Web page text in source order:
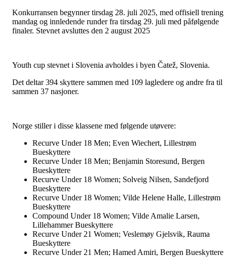
Konkurransen begynner tirsdag 28. juli 2025, med offisiell trening
mandag og innledende runder fra tirsdag 29. juli med påfølgende
finaler. Stevnet avsluttes den 2 august 2025
Youth cup stevnet i Slovenia avholdes i byen Čatež, Slovenia.
Det deltar 394 skyttere sammen med 109 lagledere og andre fra til
sammen 37 nasjoner.
Norge stiller i disse klassene med følgende utøvere:
Recurve Under 18 Men; Even Wiechert, Lillestrøm
Bueskyttere
Recurve Under 18 Men; Benjamin Storesund, Bergen
Bueskyttere
Recurve Under 18 Women; Solveig Nilsen, Sandefjord
Bueskyttere
Recurve Under 18 Women; Vilde Helene Halle, Lillestrøm
Bueskyttere
Compound Under 18 Women; Vilde Amalie Larsen,
Lillehammer Bueskyttere
Recurve Under 21 Women; Veslemøy Gjelsvik, Rauma
Bueskyttere
Recurve Under 21 Men; Hamed Amiri, Bergen Bueskyttere